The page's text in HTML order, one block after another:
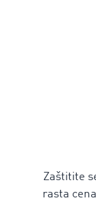
Zaštitite
rasta